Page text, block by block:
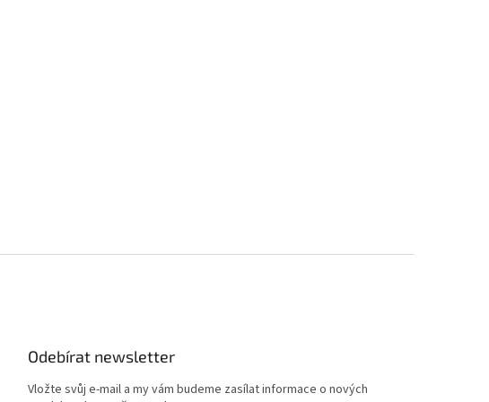
Odebírat newsletter
Vložte svůj e-mail a my vám budeme zasílat informace o nových